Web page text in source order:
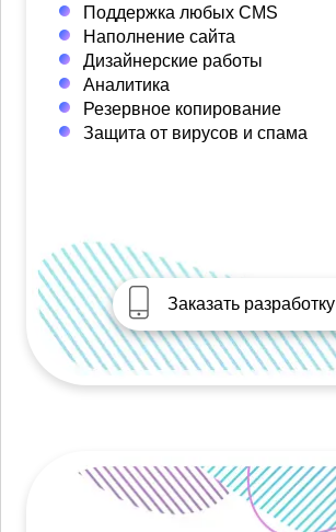
Поддержка любых CMS
Наполнение сайта
Дизайнерские работы
Аналитика
Резервное копирование
Защита от вирусов и спама
Заказать разработку